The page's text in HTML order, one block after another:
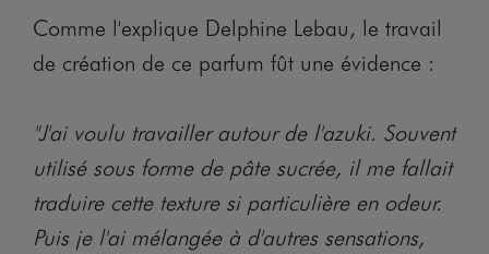
Comme l'explique Delphine Lebau, le travail
de création de ce parfum fût une évidence :
"J'ai voulu travailler autour de l'azuki. Souvent
utilisé sous forme de pâte sucrée, il me fallait
traduire cette texture si particulière en odeur.
Puis je l'ai mélangée à d'autres sensations,